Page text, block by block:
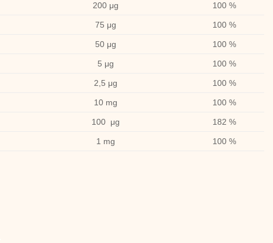
200 μg 100 %
75 μg 100 %
50 μg 100 %
5 μg 100 %
2,5 μg 100 %
10 mg 100 %
100 μg 182 %
1 mg 100 %